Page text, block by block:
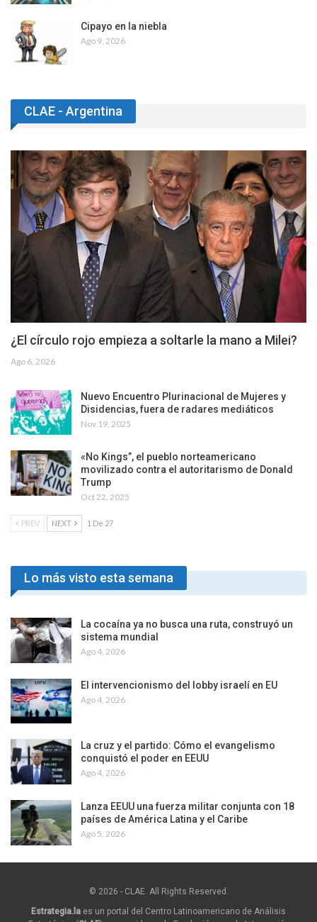
Cipayo en la niebla
Ago 9, 2026
CLAE - Argentina
¿El círculo rojo empieza a soltarle la mano a Milei?
Ago 6, 2026
Nuevo Encuentro Plurinacional de Mujeres y
Disidencias, fuera de radares mediáticos
Nov 19, 2025
«No Kings”, el pueblo norteamericano
movilizado contra el autoritarismo de Donald
Trump
Oct 22, 2025
PREV NEXT 1 De 27
Lo más visto esta semana
La cocaína ya no busca una ruta, construyó un
sistema mundial
Ago 4, 2026
El intervencionismo del lobby israelí en EU
Ago 4, 2026
La cruz y el partido: Cómo el evangelismo
conquistó el poder en EEUU
Ago 4, 2026
Lanza EEUU una fuerza militar conjunta con 18
países de América Latina y el Caribe
Ago 5, 2026
© 2026 - CLAE. All Rights Reserved.
Estrategia.la es un portal del Centro Latinoamericano de Análisis